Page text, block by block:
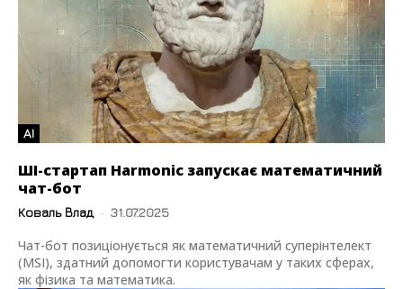
AI
ШІ-стартап Harmonic запускає математичний
чат-бот
Коваль Влад - 31.07.2025
Чат-бот позиціонується як математичний суперінтелект
(MSI), здатний допомогти користувачам у таких сферах,
як фізика та математика.